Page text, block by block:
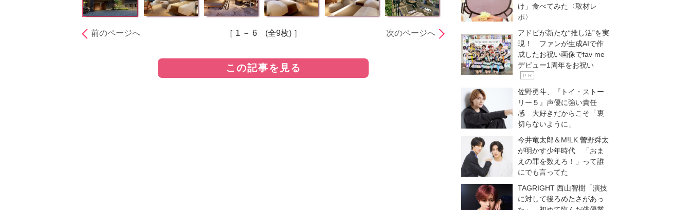
前のページへ ［ 1 － 6 (全9枚) ］ 次のページへ
この記事を見る
け」食べてみた〈取材レ
ポ〉
アドビが新たな“推し活”を実
現！ ファンが生成AIで作
成したお祝い画像でfav me
デビュー1周年をお祝い
P R
佐野勇斗、『トイ・ストー
リー５』声優に強い責任
感 大好きだからこそ「裏
切らないように」
今井竜太郎＆M!LK 曽野舜太
が明かす少年時代 「おま
えの罪を数えろ！」って誰
にでも言ってた
TAGRIGHT 西山智樹「演技
に対して後ろめたさがあっ